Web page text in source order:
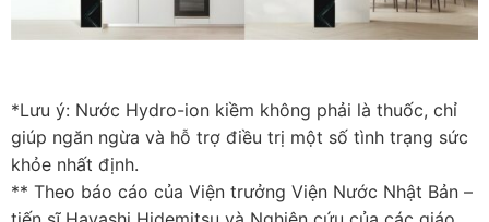
*Lưu ý: Nước Hydro-ion kiềm không phải là thuốc, chỉ
giúp ngăn ngừa và hỗ trợ điều trị một số tình trạng sức
khỏe nhất định.
** Theo báo cáo của Viện trưởng Viện Nước Nhật Bản –